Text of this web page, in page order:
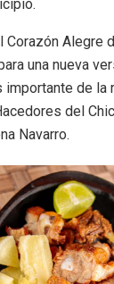
Corazón Alegre
una nueva
de la
del
Navarro.